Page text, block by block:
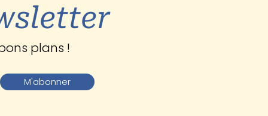
plans !
M'abonner